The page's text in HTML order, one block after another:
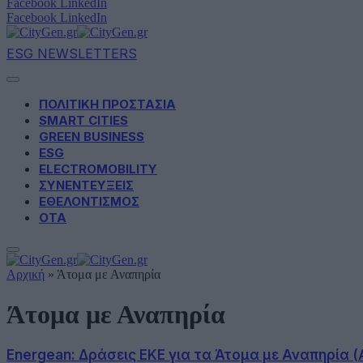
Facebook
LinkedIn
Facebook LinkedIn
ESG NEWSLETTERS
ΠΟΛΙΤΙΚΗ ΠΡΟΣΤΑΣΙΑ
SMART CITIES
GREEN BUSINESS
ESG
ELECTROMOBILITY
ΣΥΝΕΝΤΕΥΞΕΙΣ
ΕΘΕΛΟΝΤΙΣΜΟΣ
ΟΤΑ
Αρχική » Άτομα με Αναπηρία
Άτομα με Αναπηρία
Energean: Δράσεις ΕΚΕ για τα Άτομα με